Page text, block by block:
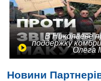
В Николаеве
поддержку
Олега